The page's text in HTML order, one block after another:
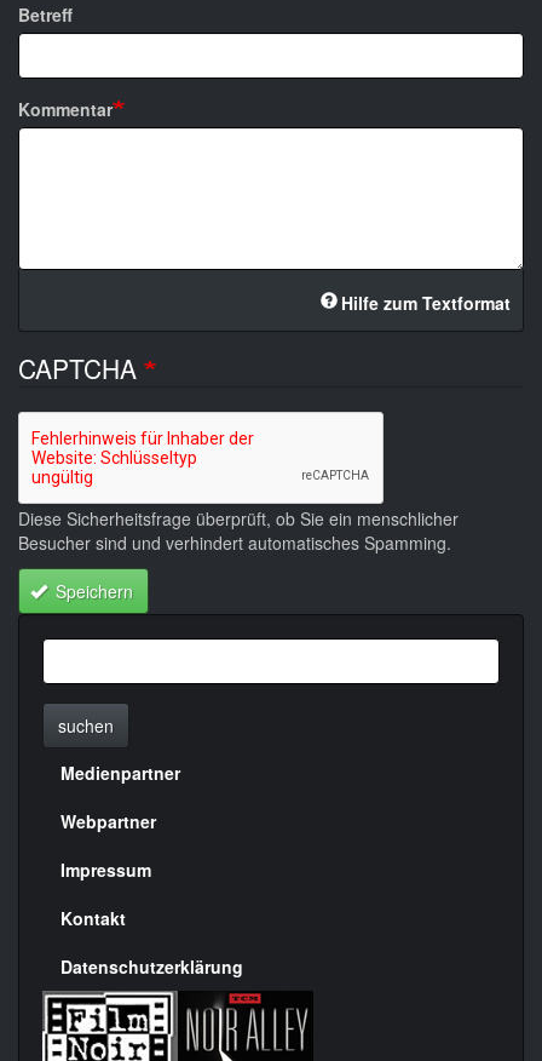
Betreff
Kommentar
Hilfe zum Textformat
CAPTCHA
Diese Sicherheitsfrage überprüft, ob Sie ein menschlicher
Besucher sind und verhindert automatisches Spamming.
Speichern
suchen
Menülinks
rechte
Seite
Medienpartner
Webpartner
Impressum
Kontakt
Datenschutzerklärung